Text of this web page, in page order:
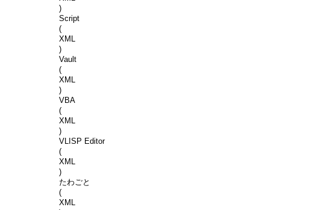
)
Script
(
XML
)
Vault
(
XML
)
VBA
(
XML
)
VLISP Editor
(
XML
)
たわごと
(
XML